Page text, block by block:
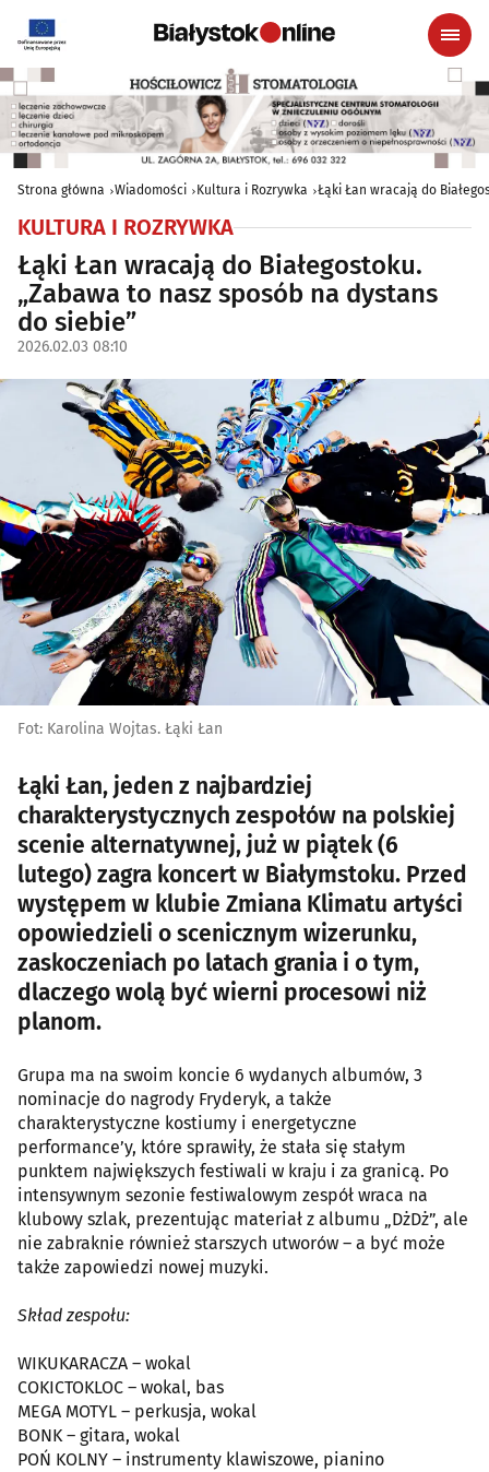
Strona główna Wiadomości Kultura i Rozrywka Łąki Łan wracają do
KULTURA I ROZRYWKA
Łąki Łan wracają do Białegostoku.
„Zabawa to nasz sposób na dystans
do siebie”
2026.02.03 08:10
Fot: Karolina Wojtas. Łąki Łan
Łąki Łan, jeden z najbardziej
charakterystycznych zespołów na polskiej
scenie alternatywnej, już w piątek (6
lutego) zagra koncert w Białymstoku. Przed
występem w klubie Zmiana Klimatu artyści
opowiedzieli o scenicznym wizerunku,
zaskoczeniach po latach grania i o tym,
dlaczego wolą być wierni procesowi niż
planom.
Grupa ma na swoim koncie 6 wydanych albumów, 3
nominacje do nagrody Fryderyk, a także
charakterystyczne kostiumy i energetyczne
performance’y, które sprawiły, że stała się stałym
punktem największych festiwali w kraju i za granicą. Po
intensywnym sezonie festiwalowym zespół wraca na
klubowy szlak, prezentując materiał z albumu „DżDż”, ale
nie zabraknie również starszych utworów – a być może
także zapowiedzi nowej muzyki.
Skład zespołu:
WIKUKARACZA – wokal
COKICTOKLOC – wokal, bas
MEGA MOTYL – perkusja, wokal
BONK – gitara, wokal
POŃ KOLNY – instrumenty klawiszowe, pianino